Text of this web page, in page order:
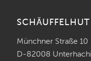
Münchner Straße 10
D-82008